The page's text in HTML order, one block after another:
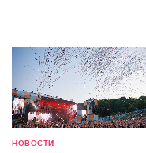
НОВОСТИ